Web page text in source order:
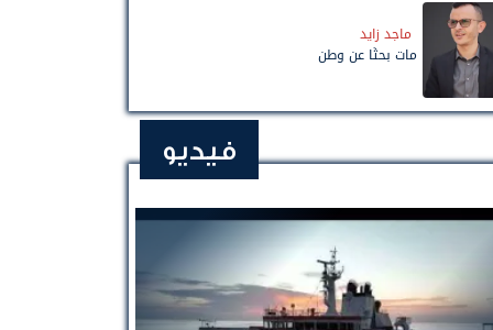
ماجد زايد
مات بحثًا عن وطن
فيديو